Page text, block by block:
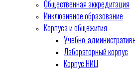
Общественная аккредитация
Инклюзивное образование
Корпуса и общежития
Учебно-
Лабораторный корпус
Корпус НИЦ